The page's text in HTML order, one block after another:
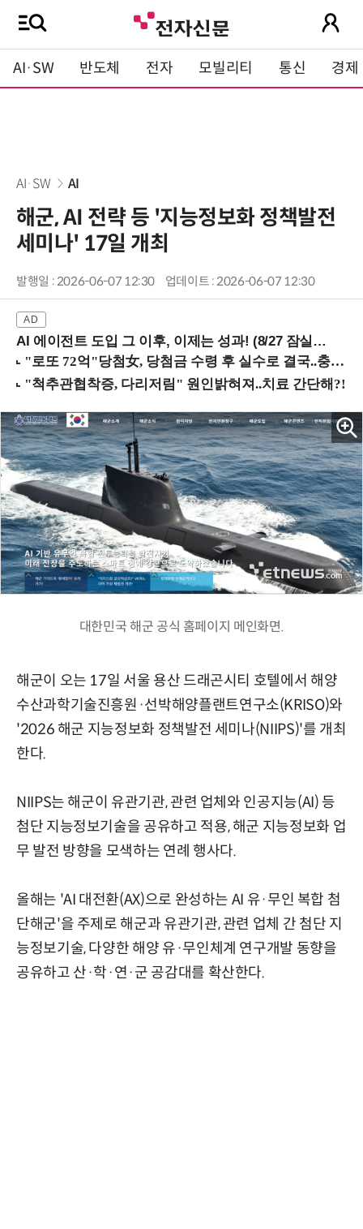
AI·SW 반도체 전자 모빌리티 통신 경제
AI·SW AI
해군, AI 전략 등 '지능정보화 정책발전
세미나' 17일 개최
발행일 : 2026-06-07 12:30 업데이트 : 2026-06-07 12:30
AI 에이전트 도입 그 이후, 이제는 성과! (8/27 잠실역)
대한민국 해군 공식 홈페이지 메인화면.
해군이 오는 17일 서울 용산 드래곤시티 호텔에서 해양
수산과학기술진흥원·선박해양플랜트연구소(KRISO)와
'2026 해군 지능정보화 정책발전 세미나(NIIPS)'를 개최
한다.
NIIPS는 해군이 유관기관, 관련 업체와 인공지능(AI) 등
첨단 지능정보기술을 공유하고 적용, 해군 지능정보화 업
무 발전 방향을 모색하는 연례 행사다.
올해는 'AI 대전환(AX)으로 완성하는 AI 유·무인 복합 첨
단해군'을 주제로 해군과 유관기관, 관련 업체 간 첨단 지
능정보기술, 다양한 해양 유·무인체계 연구개발 동향을
공유하고 산·학·연·군 공감대를 확산한다.